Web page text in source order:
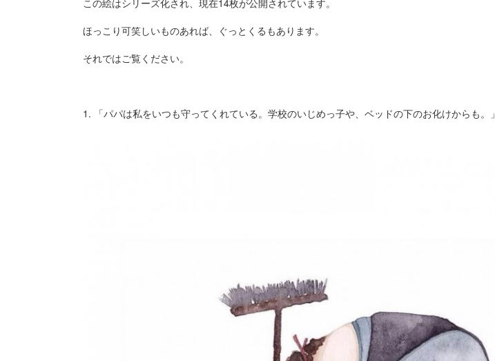
この絵はシリーズ化され、現在14枚が公開されています。
ほっこり可笑しいものあれば、ぐっとくるもあります。
それではご覧ください。
1. 「パパは私をいつも守ってくれている。学校のいじめっ子や、ベッドの下のお化けからも。」